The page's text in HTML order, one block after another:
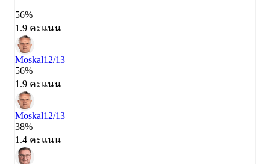
56%
1.9 คะแนน
Moskal12/13
56%
1.9 คะแนน
Moskal12/13
38%
1.4 คะแนน